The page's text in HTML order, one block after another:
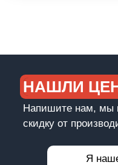
НАШЛИ
Напишите нам, мы
скидку от
Я